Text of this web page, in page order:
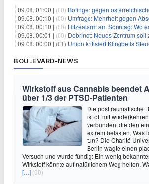
09.08. 01:00 | (00) Bofinger gegen österreichisches
09.08. 00:10 | (00) Umfrage: Mehrheit gegen
09.08. 00:10 | (00) Hitzealarm am Sonntag: Wo
09.08. 00:01 | (00) Dobrindt: Neues Zentrum soll zu
09.08. 00:00 | (01) Union kritisiert Klingbeils
BOULEVARD-NEWS
Wirkstoff aus Cannabis beendet
über 1/3 der PTSD-Patienten
Die posttraumatische
ist oft mit
verbunden, die den
extrem belasten. Was
tun? Die Charité
Berlin wagte einen
Versuch und wurde fündig: Ein wenig
Wirkstoff könnte auf natürlichem Weg helfen.
[…] (00)